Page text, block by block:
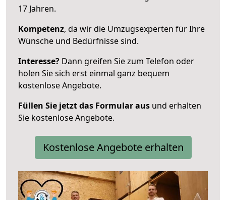
17 Jahren.
Kompetenz, da wir die Umzugsexperten für Ihre
Wünsche und Bedürfnisse sind.
Interesse? Dann greifen Sie zum Telefon oder
holen Sie sich erst einmal ganz bequem
kostenlose Angebote.
Füllen Sie jetzt das Formular aus und erhalten
Sie kostenlose Angebote.
Kostenlose Angebote erhalten